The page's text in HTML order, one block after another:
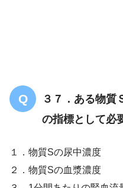
３７．ある物質
の指標として必
１．物質Sの尿中濃度
２．物質Sの血漿濃度